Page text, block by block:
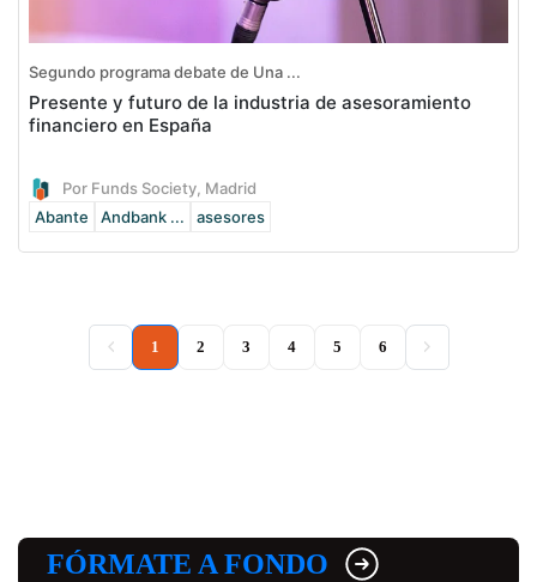
Segundo programa debate de Una ...
Presente y futuro de la industria de asesoramiento
financiero en España
Por Funds Society, Madrid
Abante
Andbank ... asesores
1 (current)
2 3 4 5 6
FÓRMATE A FONDO